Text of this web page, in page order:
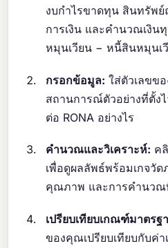
งบกำไรขาดทุน สินทรัพย์
การเงิน และคำนวณเงิน
หมุนเวียน − หนี้สินหมุนเ
กรอกข้อมูล: ใส่ตัวเลขข
สถานการณ์ตัวอย่างที่ตั้ง
ต่อ RONA อย่างไร
คำนวณและวิเคราะห์: ค
เพื่อดูผลลัพธ์พร้อมเกจวั
คุณภาพ และการคำนว
เปรียบเทียบเกณฑ์มาตรฐ
ของคุณเปรียบเทียบกับค่